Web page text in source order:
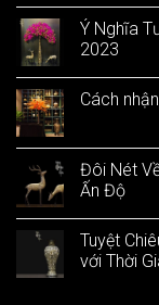
Ý Nghĩa
2023
Cách
Đôi Nét
Ấn Độ
Tuyệt
với Thời